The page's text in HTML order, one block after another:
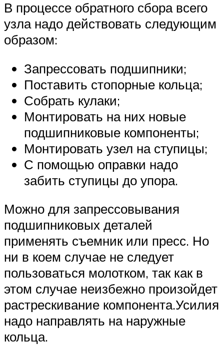
В процессе обратного сбора всего
узла надо действовать следующим
образом:
Запрессовать подшипники;
Поставить стопорные кольца;
Собрать кулаки;
Монтировать на них новые
подшипниковые компоненты;
Монтировать узел на ступицы;
С помощью оправки надо
забить ступицы до упора.
Можно для запрессовывания
подшипниковых деталей
применять съемник или пресс. Но
ни в коем случае не следует
пользоваться молотком, так как в
этом случае неизбежно произойдет
растрескивание компонента.Усилия
надо направлять на наружные
кольца.